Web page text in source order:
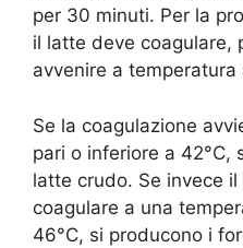
per 30 minuti. Per la
il latte deve coagulare,
avvenire a
Se la coagulazione
pari o inferiore a 42°C,
latte crudo. Se invece
coagulare a una
46°C, si producono i